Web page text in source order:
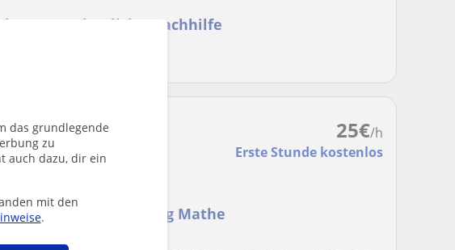
das grundlegende
zu
auch dazu, dir ein
mit den
.
– Anschauliche Nachhilfe
25€/h
Erste Stunde kostenlos
Abitur-Vorbereitung Mathe